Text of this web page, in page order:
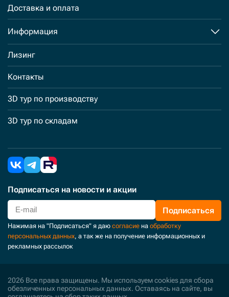
Доставка и оплата
Информация
Лизинг
Контакты
3D тур по производству
3D тур по складам
Подписаться на новости и акции
Подписаться
Нажимая на "Подписаться" я даю согласие на обработку
персональных данных, а так же на получение информационных и
рекламных рассылок
2026 Все права защищены. Мы используем cookies для сбора
обезличенных персональных данных. Оставаясь на сайте, вы